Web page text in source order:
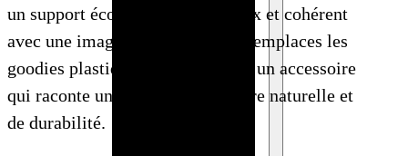
un support écologique, chaleureux et cohérent
avec une image responsable. Tu remplaces les
goodies plastiques classiques par un accessoire
qui raconte une histoire de matière naturelle et
de durabilité.